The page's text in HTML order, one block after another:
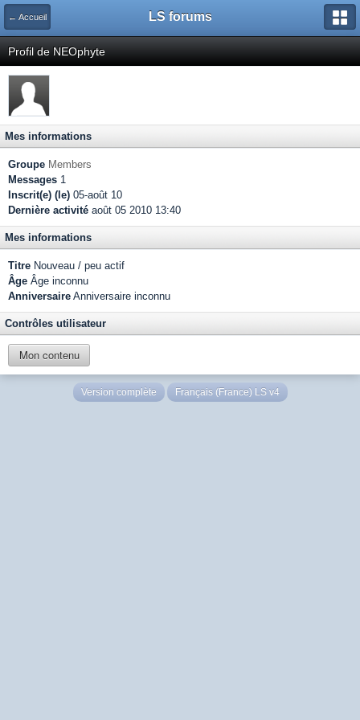
← Accueil LS forums
Profil de NEOphyte
Mes informations
Groupe Members
Messages 1
Inscrit(e) (le) 05-août 10
Dernière activité août 05 2010 13:40
Mes informations
Titre Nouveau / peu actif
Âge Âge inconnu
Anniversaire Anniversaire inconnu
Contrôles utilisateur
Mon contenu
Version complète Français (France) LS v4